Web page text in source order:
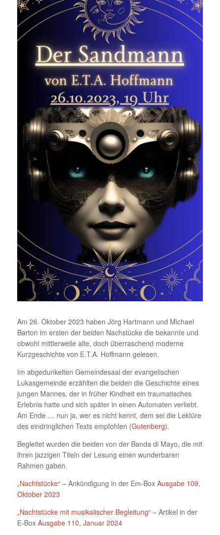
Am 26. Oktober 2023 haben Jörg Hartmann und Michael
Barton im ersten der beiden Nachstücke die bekannte und
obwohl mittlerweile alte, doch überraschend moderne
Kurzgeschichte von E.T.A. Hoffmann gelesen.
Im abgedunkelten Gemeindesaal der evangelischen
Lukasgemeinde erzählten die beiden die Geschichte eines
jungen Mannes, der in früher Kindheit ein traumatisches
Erlebnis hatte und sich später in einen Automaten verliebt.
Am Ende … nun ja, wer es nicht kennt, dem sei die Lektüre
des eindringlichen Texts empfohlen (Gutenberg).
Begleitet wurden die beiden von der Banda di Mayo, die mit
ihren jazzigen Titeln der Lesung einen wunderbaren
Rahmen gaben.
„Nachtstücke“ – Ankündigung in der Em-Box Ausgabe 109,
Oktober 2023
„Nachtstücke mit musikalischer Begleitung“ – Artikel in der
E-Box Ausgabe 110, Januar 2024